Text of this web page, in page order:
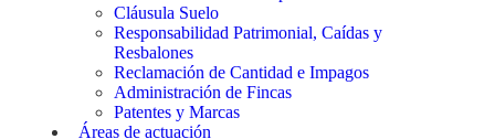
Cláusula Suelo
Responsabilidad Patrimonial, Caídas y
Resbalones
Reclamación de Cantidad e Impagos
Administración de Fincas
Patentes y Marcas
Áreas de actuación